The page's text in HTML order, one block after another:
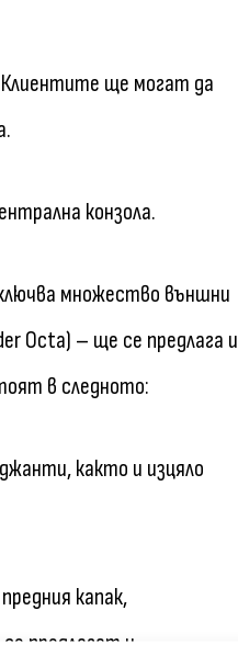
Клиентите ще могат да
конзола.
множество външни
Octa) – ще се предлага и
в следното:
както и изцяло
капак,
предлагат и